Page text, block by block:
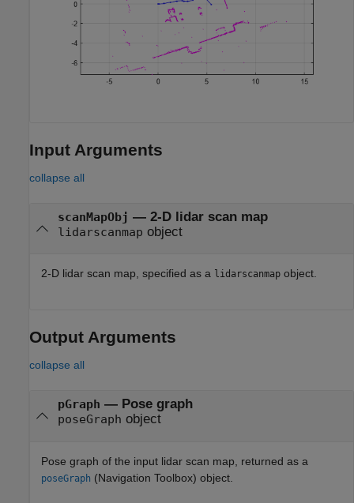
Input Arguments
collapse all
scanMapObj — 2-D lidar scan map
lidarscanmap object
2-D lidar scan map, specified as a lidarscanmap object.
Output Arguments
collapse all
pGraph — Pose graph
poseGraph object
Pose graph of the input lidar scan map, returned as a
poseGraph (Navigation Toolbox) object.